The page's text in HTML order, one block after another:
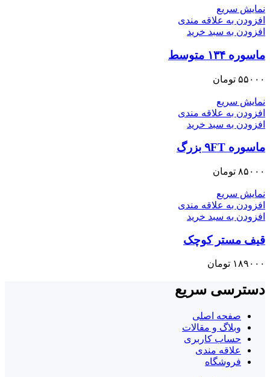
نمایش سریع
افزودن به علاقه مندی
افزودن به سبد خرید
ماسوره ۱۳۴ متوسط
۵۵۰۰۰ تومان
نمایش سریع
افزودن به علاقه مندی
افزودن به سبد خرید
ماسوره ۹FT بزرگ
۸۵۰۰۰ تومان
نمایش سریع
افزودن به علاقه مندی
افزودن به سبد خرید
قیف مستر کوچک
۱۸۹۰۰۰ تومان
دسترسی سریع
صفحه اصلی
وبلاگ و مقالات
حساب کاربری
علاقه مندی
فروشگاه